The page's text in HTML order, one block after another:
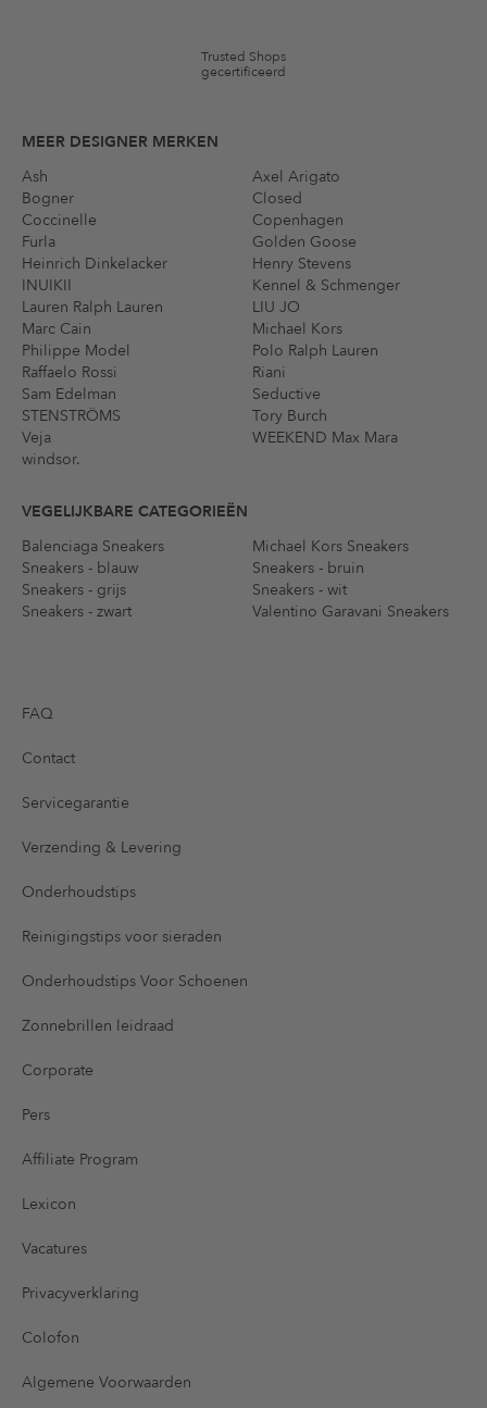
Trusted Shops
gecertificeerd
MEER DESIGNER MERKEN
Ash
Axel Arigato
Bogner
Closed
Coccinelle
Copenhagen
Furla
Golden Goose
Heinrich Dinkelacker
Henry Stevens
INUIKII
Kennel & Schmenger
Lauren Ralph Lauren
LIU JO
Marc Cain
Michael Kors
Philippe Model
Polo Ralph Lauren
Raffaelo Rossi
Riani
Sam Edelman
Seductive
STENSTRÖMS
Tory Burch
Veja
WEEKEND Max Mara
windsor.
VEGELIJKBARE CATEGORIEËN
Balenciaga Sneakers
Michael Kors Sneakers
Sneakers - blauw
Sneakers - bruin
Sneakers - grijs
Sneakers - wit
Sneakers - zwart
Valentino Garavani Sneakers
FAQ
Contact
Servicegarantie
Verzending & Levering
Onderhoudstips
Reinigingstips voor sieraden
Onderhoudstips Voor Schoenen
Zonnebrillen leidraad
Corporate
Pers
Affiliate Program
Lexicon
Vacatures
Privacyverklaring
Colofon
Algemene Voorwaarden